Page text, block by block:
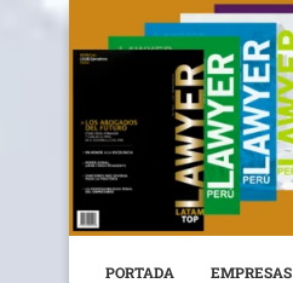
PORTADA EMPRESAS